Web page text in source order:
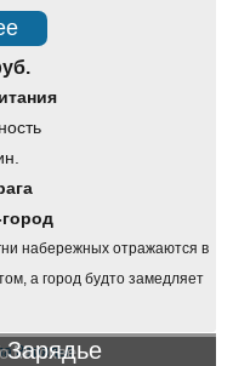
набережных отражаются в
а город будто замедляет
Москве